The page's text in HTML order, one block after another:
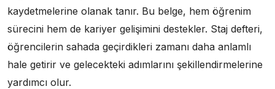
kaydetmelerine olanak tanır. Bu belge, hem öğrenim
sürecini hem de kariyer gelişimini destekler. Staj defteri,
öğrencilerin sahada geçirdikleri zamanı daha anlamlı
hale getirir ve gelecekteki adımlarını şekillendirmelerine
yardımcı olur.